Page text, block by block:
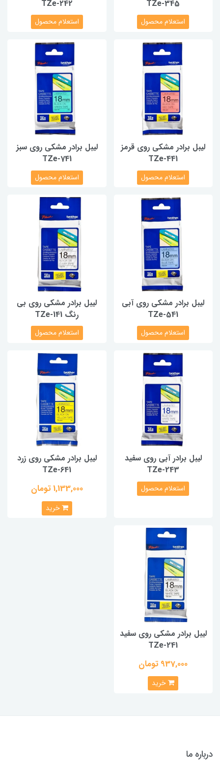
TZe-345
استعلام محصول
TZe-242
استعلام محصول
لیبل برادر مشکی روی قرمز
TZe-441
استعلام محصول
لیبل برادر مشکی روی سبز
TZe-741
استعلام محصول
لیبل برادر مشکی روی آبی
TZe-541
استعلام محصول
لیبل برادر مشکی روی بی
رنگ TZe-141
استعلام محصول
لیبل برادر آبی روی سفید
TZe-243
استعلام محصول
لیبل برادر مشکی روی زرد
TZe-641
1,133,000 تومان
خرید
لیبل برادر مشکی روی سفید
TZe-241
937,000 تومان
خرید
درباره ما